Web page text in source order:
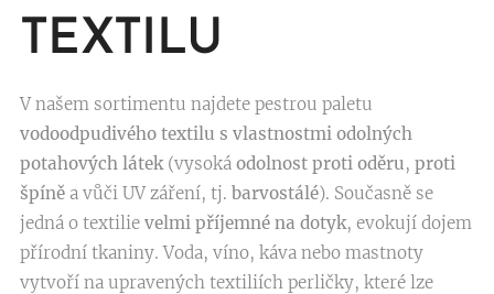
TEXTILU
V našem sortimentu najdete pestrou paletu
vodoodpudivého textilu s vlastnostmi odolných
potahových látek(vysoká odolnost proti oděru, proti
špíně a vůči UV záření, tj. barvostálé). Současně se
jedná o textilie velmi příjemné na dotyk, evokují dojem
přírodní tkaniny. Voda, víno, káva nebo mastnoty
vytvoří na upravených textiliích perličky, které lze